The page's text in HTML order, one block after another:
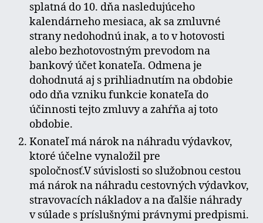
splatná do 10. dňa nasledujúceho
kalendárneho mesiaca, ak sa zmluvné
strany nedohodnú inak, a to v hotovosti
alebo bezhotovostným prevodom na
bankový účet konateľa. Odmena je
dohodnutá aj s prihliadnutím na obdobie
odo dňa vzniku funkcie konateľa do
účinnosti tejto zmluvy a zahŕňa aj toto
obdobie.
Konateľ má nárok na náhradu výdavkov,
ktoré účelne vynaložil pre
spoločnosť.V súvislosti so služobnou cestou
má nárok na náhradu cestovných výdavkov,
stravovacích nákladov a na ďalšie náhrady
v súlade s príslušnými právnymi predpismi.